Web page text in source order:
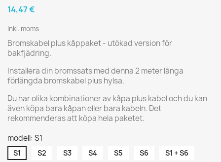
14,47 €
Inkl. moms
Bromskabel plus kåppaket - utökad version för
bakfjädring.
Installera din bromssats med denna 2 meter långa
förlängda bromskabel plus hylsa.
Du har olika kombinationer av kåpa plus kabel och du kan
även köpa bara kåpan eller bara kabeln. Det
rekommenderas att köpa hela paketet.
modell: S1
S1 S2 S3 S4 S5 S6
S1 + S6